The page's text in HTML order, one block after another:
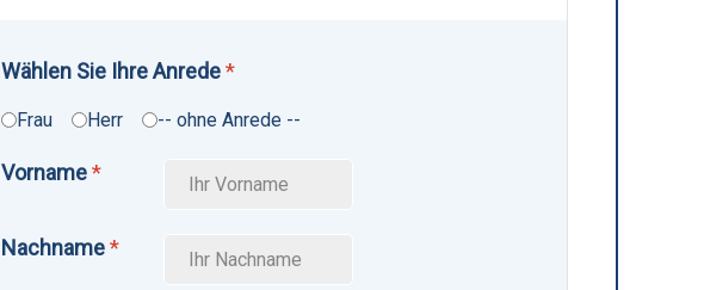
Wählen Sie Ihre Anrede*
Frau Herr -- ohne Anrede --
Vorname*
Nachname*